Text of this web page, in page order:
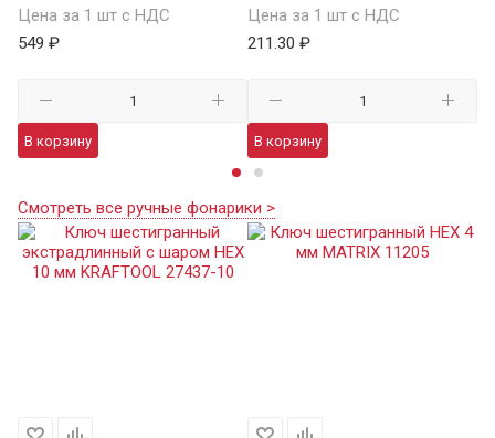
Цена за 1 шт с НДС
549 ₽
В корзину
Цена за 1 шт с НДС
211.30 ₽
В корзину
Смотреть все ручные фонарики >